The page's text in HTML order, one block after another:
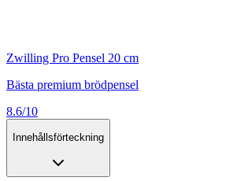
Zwilling Pro Pensel 20 cm
Bästa premium brödpensel
8.6/10
Innehållsförteckning